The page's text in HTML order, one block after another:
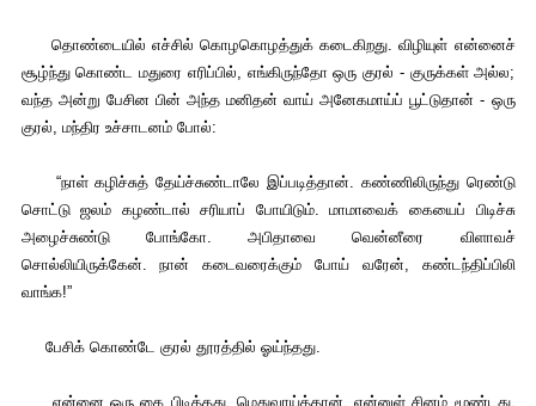
தொண்டையில் எச்சில் கொழகொழத்துக் கடைகிறது. விழியுள் என்னைச்
சூழ்ந்து கொண்ட மதுரை எரிப்பில், எங்கிருந்தோ ஒரு குரல் - குருக்கள் அல்ல;
வந்த அன்று பேசின பின் அந்த மனிதன் வாய் அனேகமாய்ப் பூட்டுதான் - ஒரு
குரல், மந்திர உச்சாடனம் போல்:
“நாள் கழிச்சுத் தேய்ச்சுண்டாலே இப்படித்தான். கண்ணிலிருந்து ரெண்டு
சொட்டு ஜலம் கழண்டால் சரியாப் போயிடும். மாமாவைக் கையைப் பிடிச்சு
அழைச்சுண்டு போங்கோ. அபிதாவை வென்னீரை விளாவச்
சொல்லியிருக்கேன். நான் கடைவரைக்கும் போய் வரேன், கண்டந்திப்பிலி
வாங்க!”
பேசிக் கொண்டே குரல் தூரத்தில் ஓய்ந்தது.
என்னை ஒரு கை பிடித்தது. மெதுவாய்த்தான். என்னுள் சினம் மூண்டது.